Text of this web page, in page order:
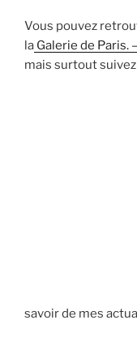
Vous pouvez
la Galerie de Paris. –
mais surtout
savoir de mes